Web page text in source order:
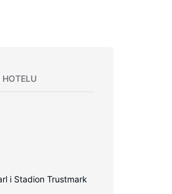
i Stadion Trustmark